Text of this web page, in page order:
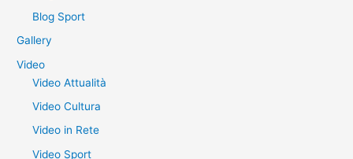
Blog Sport
Gallery
Video
Video Attualità
Video Cultura
Video in Rete
Video Sport